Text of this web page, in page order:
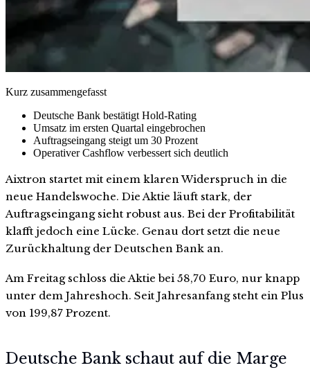
Kurz zusammengefasst
Deutsche Bank bestätigt Hold-Rating
Umsatz im ersten Quartal eingebrochen
Auftragseingang steigt um 30 Prozent
Operativer Cashflow verbessert sich deutlich
Aixtron startet mit einem klaren Widerspruch in die
neue Handelswoche. Die Aktie läuft stark, der
Auftragseingang sieht robust aus. Bei der Profitabilität
klafft jedoch eine Lücke. Genau dort setzt die neue
Zurückhaltung der Deutschen Bank an.
Am Freitag schloss die Aktie bei 58,70 Euro, nur knapp
unter dem Jahreshoch. Seit Jahresanfang steht ein Plus
von 199,87 Prozent.
Deutsche Bank schaut auf die Marge